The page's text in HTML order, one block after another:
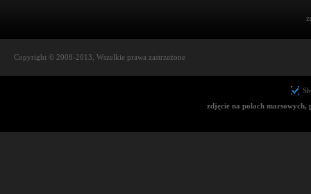
Copyright © 2008-2013, Wszelkie prawa zastrzeżone
zdjęcie na polach